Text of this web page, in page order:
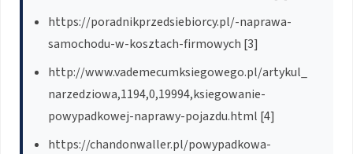
https://poradnikprzedsiebiorcy.pl/-naprawa-
samochodu-w-kosztach-firmowych [3]
http://www.vademecumksiegowego.pl/artykul_
narzedziowa,1194,0,19994,ksiegowanie-
powypadkowej-naprawy-pojazdu.html [4]
https://chandonwaller.pl/powypadkowa-